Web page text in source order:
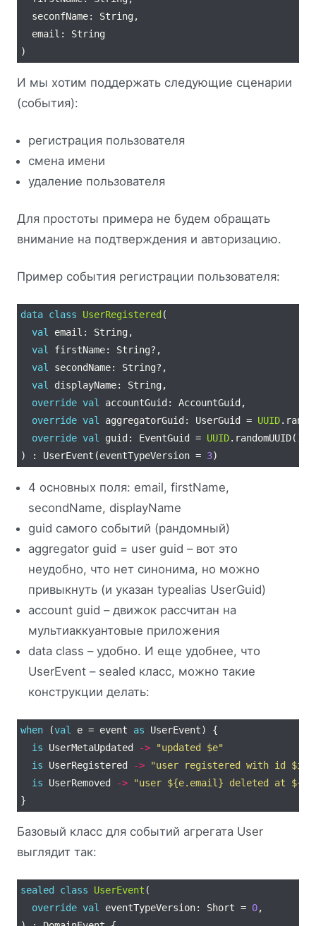
И мы хотим поддержать следующие сценарии
(события):
регистрация пользователя
смена имени
удаление пользователя
Для простоты примера не будем обращать
внимание на подтверждения и авторизацию.
Пример события регистрации пользователя:
data class UserRegistered
val
val
val
val
override val
override val aggregatorGuid: UserGuid = UUID
override val guid: EventGuid = UUID
) : UserEvent(eventTypeVersion = 3
4 основных поля: email, firstName,
secondName, displayName
guid самого событий (рандомный)
aggregator guid = user guid – вот это
неудобно, что нет синонима, но можно
привыкнуть (и указан typealias UserGuid)
account guid – движок рассчитан на
мультиаккуантовые приложения
data class – удобно. И еще удобнее, что
UserEvent – sealed класс, можно такие
конструкции делать:
when (val e = event as
is UserMetaUpdated -> "updated $e"
is UserRegistered -> "user registered with id $id
is UserRemoved -> "user ${e.email} deleted at
Базовый класс для событий агрегата User
выглядит так:
sealed class UserEvent
override val eventTypeVersion: Short = 0